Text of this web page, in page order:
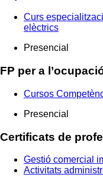
Curs
elèctrics
Presencial
FP per a
Cursos
Presencial
Certificats de
Gestió comercial
Activitats